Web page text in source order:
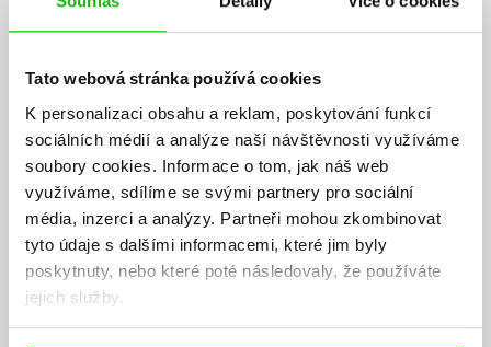
Tato webová stránka používá cookies
K personalizaci obsahu a reklam, poskytování funkcí
sociálních médií a analýze naší návštěvnosti využíváme
soubory cookies. Informace o tom, jak náš web
využíváme, sdílíme se svými partnery pro sociální
média, inzerci a analýzy. Partneři mohou zkombinovat
tyto údaje s dalšími informacemi, které jim byly
poskytnuty, nebo které poté následovaly, že používáte
jejich služby.